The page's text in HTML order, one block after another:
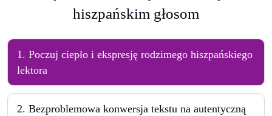
hiszpańskim głosom
1. Poczuj ciepło i ekspresję rodzimego hiszpańskiego
lektora
2. Bezproblemowa konwersja tekstu na autentyczną